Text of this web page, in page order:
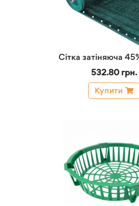
Сітка затіняюча
532.80 грн.
Купити